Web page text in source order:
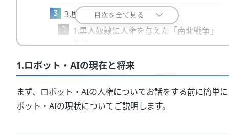
3 3.歴史的な人権運動
1
1.黒人奴隷に人権を与えた「南北戦争」
とは
2.南北戦争の原因
3 3.南北戦争の結果
4
4.もし、ロボット・AIに人権が認められた
ら
目次を全て見る
1.ロボット・AIの現在と将来
まず、ロボット・AIの人権についてお話をする前に簡単
ボット・AIの現状についてご説明します。